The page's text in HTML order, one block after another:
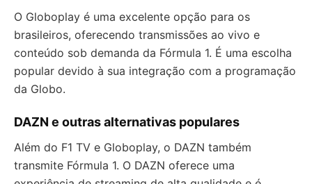
O Globoplay é uma excelente opção para os
brasileiros, oferecendo transmissões ao vivo e
conteúdo sob demanda da Fórmula 1. É uma escolha
popular devido à sua integração com a programação
da Globo.
DAZN e outras alternativas populares
Além do F1 TV e Globoplay, o DAZN também
transmite Fórmula 1. O DAZN oferece uma